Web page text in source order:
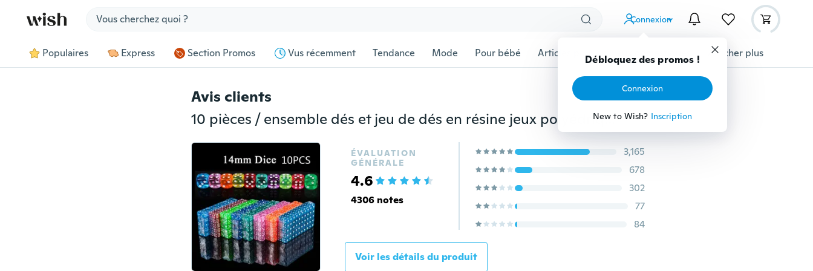
Connexion
Débloquez des promos !
Connexion
New to Wish? Inscription
Populaires Express Section Promos Vus récemment Tendance Mode Pour bébé Articles pour animaux domestiques Afficher plus
Avis clients
10 pièces / ensemble dés et jeu de dés en résine jeux polyédriques transparents côtés multi polyédriques dés Pop pour jeu de jeu 14mm 10 couleurs pour les choix
ÉVALUATION
GÉNÉRALE
4.6
4306 notes
3,165
678
302
77
84
Voir les détails du produit